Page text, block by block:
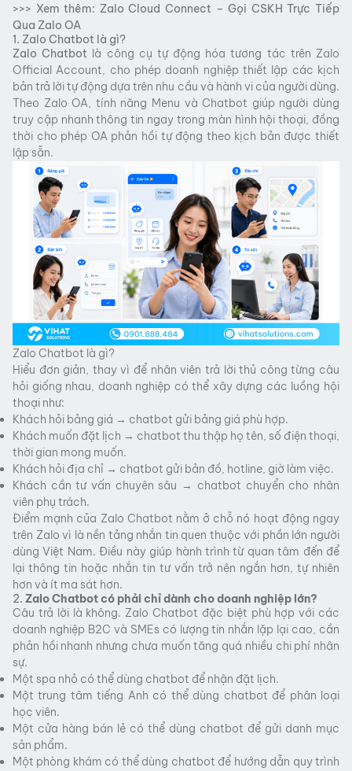
>>> Xem thêm: Zalo Cloud Connect – Gọi CSKH Trực Tiếp
Qua Zalo OA
1. Zalo Chatbot là gì?
Zalo Chatbot là công cụ tự động hóa tương tác trên Zalo
Official Account, cho phép doanh nghiệp thiết lập các kịch
bản trả lời tự động dựa trên nhu cầu và hành vi của người dùng.
Theo Zalo OA, tính năng Menu và Chatbot giúp người dùng
truy cập nhanh thông tin ngay trong màn hình hội thoại, đồng
thời cho phép OA phản hồi tự động theo kịch bản được thiết
lập sẵn.
Zalo Chatbot là gì?
Hiểu đơn giản, thay vì để nhân viên trả lời thủ công từng câu
hỏi giống nhau, doanh nghiệp có thể xây dựng các luồng hội
thoại như:
Khách hỏi bảng giá → chatbot gửi bảng giá phù hợp.
Khách muốn đặt lịch → chatbot thu thập họ tên, số điện thoại,
thời gian mong muốn.
Khách hỏi địa chỉ → chatbot gửi bản đồ, hotline, giờ làm việc.
Khách cần tư vấn chuyên sâu → chatbot chuyển cho nhân
viên phụ trách.
Điểm mạnh của Zalo Chatbot nằm ở chỗ nó hoạt động ngay
trên Zalo vì là nền tảng nhắn tin quen thuộc với phần lớn người
dùng Việt Nam. Điều này giúp hành trình từ quan tâm đến để
lại thông tin hoặc nhắn tin tư vấn trở nên ngắn hơn, tự nhiên
hơn và ít ma sát hơn.
2. Zalo Chatbot có phải chỉ dành cho doanh nghiệp lớn?
Câu trả lời là không. Zalo Chatbot đặc biệt phù hợp với các
doanh nghiệp B2C và SMEs có lượng tin nhắn lặp lại cao, cần
phản hồi nhanh nhưng chưa muốn tăng quá nhiều chi phí nhân
sự.
Một spa nhỏ có thể dùng chatbot để nhận đặt lịch.
Một trung tâm tiếng Anh có thể dùng chatbot để phân loại
học viên.
Một cửa hàng bán lẻ có thể dùng chatbot để gửi danh mục
sản phẩm.
Một phòng khám có thể dùng chatbot để hướng dẫn quy trình